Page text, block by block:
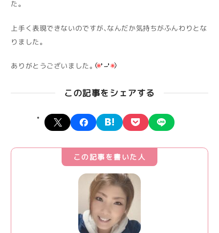
た。
上手く表現できないのですが、なんだか気持ちがふんわりとな
りました。
ありがとうございました。
この記事をシェアする
X facebookhatena pocket
この記事を書いた人